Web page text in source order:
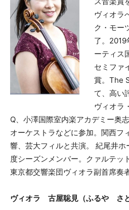
ヴィオラ
ク・モー
了。2019
ーティス
セミファ
賞。The
て、高い
ヴィオラ
Q、小澤国際室内楽アカデミー奥
オーケストラなどに参加。関西フ
響、芸大フィルと共演。 紀尾井
度シーズンメンバー。クァルテッ
東京都交響楽団ヴィオラ副首席奏者
ヴィオラ 古屋聡見（ふるや さと